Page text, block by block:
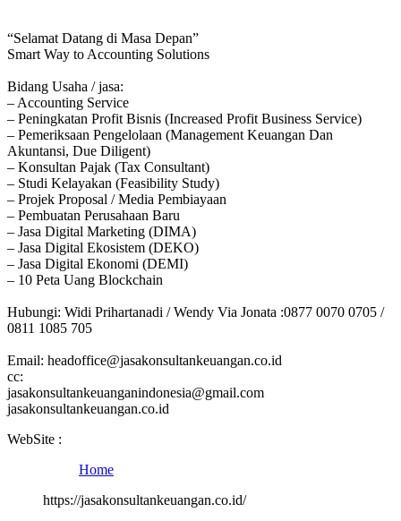
“Selamat Datang di Masa Depan”
Smart Way to Accounting Solutions
Bidang Usaha / jasa:
– Accounting Service
– Peningkatan Profit Bisnis (Increased Profit Business Service)
– Pemeriksaan Pengelolaan (Management Keuangan Dan
Akuntansi, Due Diligent)
– Konsultan Pajak (Tax Consultant)
– Studi Kelayakan (Feasibility Study)
– Projek Proposal / Media Pembiayaan
– Pembuatan Perusahaan Baru
– Jasa Digital Marketing (DIMA)
– Jasa Digital Ekosistem (DEKO)
– Jasa Digital Ekonomi (DEMI)
– 10 Peta Uang Blockchain
Hubungi: Widi Prihartanadi / Wendy Via Jonata :0877 0070 0705 /
0811 1085 705
Email: headoffice@jasakonsultankeuangan.co.id
cc:
jasakonsultankeuanganindonesia@gmail.com
jasakonsultankeuangan.co.id
WebSite :
Home
https://jasakonsultankeuangan.co.id/